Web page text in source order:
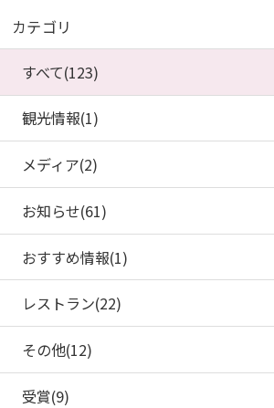
カテゴリ
すべて(123)
観光情報(1)
メディア(2)
お知らせ(61)
おすすめ情報(1)
レストラン(22)
その他(12)
受賞(9)